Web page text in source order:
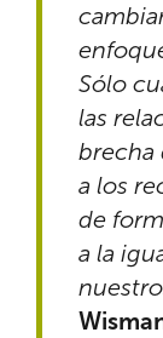
Sólo
las
brecha
a los
de
a la